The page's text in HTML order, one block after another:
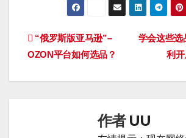
文
学会这些选
利
“俄罗斯版亚马逊”–
OZON平台如何选品？
作者 UU